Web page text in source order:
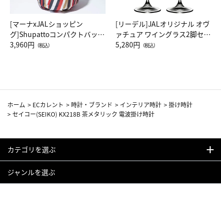
[マーナxJALショッピン
グ]Shupattoコンパクトバッグ
Drop JAL客室乗務員（LC）ス
3,960円 （税込）
[リーデル]JALオリジナル オヴ
ァチュア ワイングラス2脚セッ
ト（レッドワイン）
5,280円 （税込）
ホーム > ECカレント > 時計・ブランド > インテリア時計 >掛け時計
>セイコー(SEIKO) KX218B 茶メタリック 電波掛け時計
カテゴリを選ぶ
ジャンルを選ぶ